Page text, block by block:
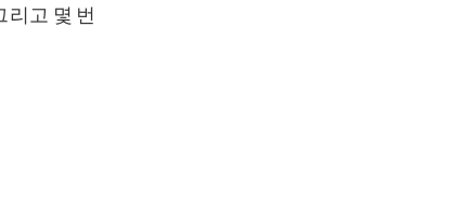
리고 몇 번